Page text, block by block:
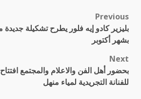
Post
navigation
Previous
بليزير كادو إيه فلور يطرح تشكيلة جديدة
بشهر أكتوبر
Next
بحضور أهل الفن والاعلام والمجتمع
للفنانة التجريدية لمياء منهل